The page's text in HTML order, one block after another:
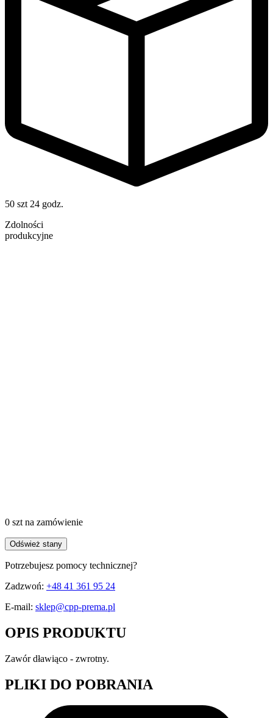
50 szt24 godz.
Zdolności
produkcyjne
0 sztna zamówienie
Odśwież stany
Potrzebujesz pomocy technicznej?
Zadzwoń: +48 41 361 95 24
E-mail: sklep@cpp-prema.pl
OPIS PRODUKTU
Zawór dławiąco - zwrotny.
PLIKI DO POBRANIA